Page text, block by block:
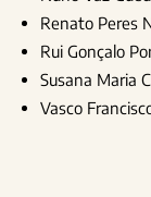
Renato Peres
Rui Gonçalo
Susana Maria
Vasco